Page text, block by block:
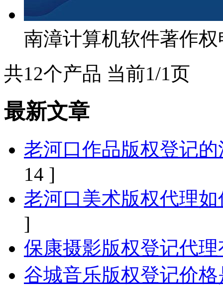
南漳计算机软件著作权
共12个产品 当前1/1页
最新文章
老河口作品版权登记
14 ]
老河口美术版权代理
]
保康摄影版权登记代
谷城音乐版权登记价